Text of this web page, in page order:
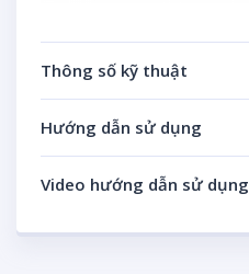
Thông số kỹ thuật
Hướng dẫn sử dụng
Video hướng dẫn sử dụng